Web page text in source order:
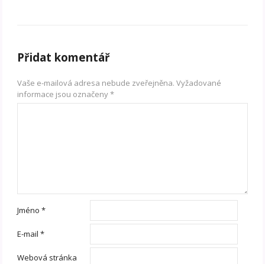
Přidat komentář
Vaše e-mailová adresa nebude zveřejněna. Vyžadované
informace jsou označeny*
Jméno*
E-mail*
Webová stránka